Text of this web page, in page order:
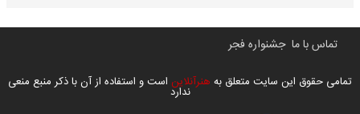
تماس با ما جشنواره فجر
تمامی حقوق این سایت متعلق به هنرآنلاین است و استفاده از آن با ذکر منبع منعی
ندارد